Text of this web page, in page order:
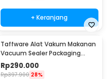
+ Keranjang
Taffware Alat Vakum Makanan
Vacuum Sealer Packaging
Machine with Bag - HP-9008
Rp290.000
Rp397.900 28%